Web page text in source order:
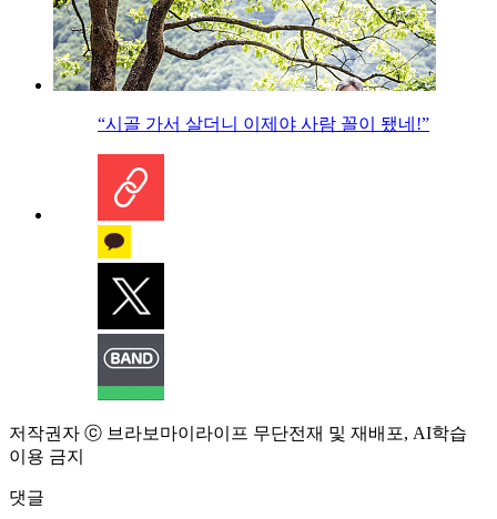
“시골 가서 살더니 이제야 사람 꼴이 됐네!”
저작권자 ⓒ 브라보마이라이프 무단전재 및 재배포, AI학습
이용 금지
댓글